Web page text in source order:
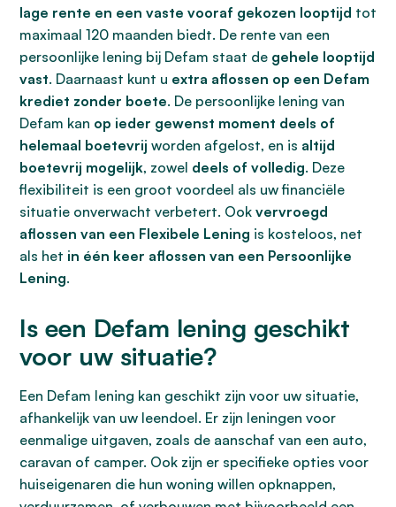
lage rente en een vaste vooraf gekozen looptijd tot
maximaal 120 maanden biedt. De rente van een
persoonlijke lening bij Defam staat de gehele looptijd
vast. Daarnaast kunt u extra aflossen op een Defam
krediet zonder boete. De persoonlijke lening van
Defam kan op ieder gewenst moment deels of
helemaal boetevrij worden afgelost, en is altijd
boetevrij mogelijk, zowel deels of volledig. Deze
flexibiliteit is een groot voordeel als uw financiële
situatie onverwacht verbetert. Ook vervroegd
aflossen van een Flexibele Lening is kosteloos, net
als het in één keer aflossen van een Persoonlijke
Lening.
Is een Defam lening geschikt
voor uw situatie?
Een Defam lening kan geschikt zijn voor uw situatie,
afhankelijk van uw leendoel. Er zijn leningen voor
eenmalige uitgaven, zoals de aanschaf van een auto,
caravan of camper. Ook zijn er specifieke opties voor
huiseigenaren die hun woning willen opknappen,